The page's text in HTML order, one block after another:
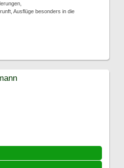
Ausflüge besonders in die